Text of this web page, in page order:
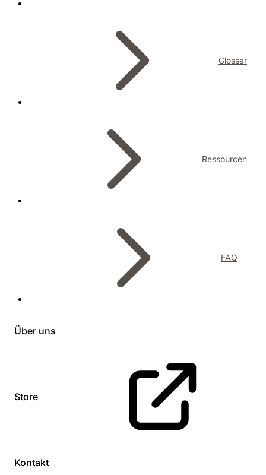
Glossar
Ressourcen
FAQ
Über uns
Store
Kontakt